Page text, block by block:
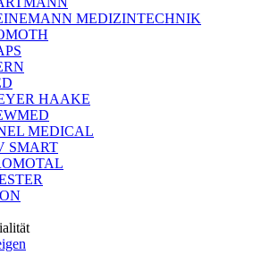
MEDIZINTECHNIK
HAAKE
MEDICAL
SMART